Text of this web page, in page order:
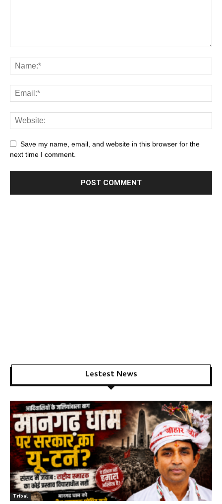
Save my name, email, and website in this browser for the
next time I comment.
Lestest News
Tribal